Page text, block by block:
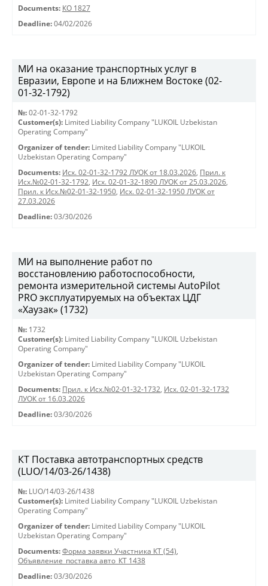
Documents: КО 1827
Deadline: 04/02/2026
МИ на оказание транспортных услуг в
Евразии, Европе и на Ближнем Востоке (02-
01-32-1792)
№: 02-01-32-1792
Customer(s): Limited Liability Company "LUKOIL Uzbekistan
Operating Company"
Organizer of tender: Limited Liability Company "LUKOIL
Uzbekistan Operating Company"
Documents: Исх. 02-01-32-1792 ЛУОК от 18.03.2026, Прил. к
Исх.№02-01-32-1792, Исх. 02-01-32-1890 ЛУОК от 25.03.2026,
Прил. к Исх.№02-01-32-1950, Исх. 02-01-32-1950 ЛУОК от
27.03.2026
Deadline: 03/30/2026
МИ на выполнение работ по
восстановлению работоспособности,
ремонта измерительной системы AutoPilot
PRO эксплуатируемых на объектах ЦДГ
«Хаузак» (1732)
№: 1732
Customer(s): Limited Liability Company "LUKOIL Uzbekistan
Operating Company"
Organizer of tender: Limited Liability Company "LUKOIL
Uzbekistan Operating Company"
Documents: Прил. к Исх.№02-01-32-1732, Исх. 02-01-32-1732
ЛУОК от 16.03.2026
Deadline: 03/30/2026
КТ Поставка автотранспортных средств
(LUO/14/03-26/1438)
№: LUO/14/03-26/1438
Customer(s): Limited Liability Company "LUKOIL Uzbekistan
Operating Company"
Organizer of tender: Limited Liability Company "LUKOIL
Uzbekistan Operating Company"
Documents: Форма заявки Участника КТ (54),
Объявление_поставка авто_КТ 1438
Deadline: 03/30/2026